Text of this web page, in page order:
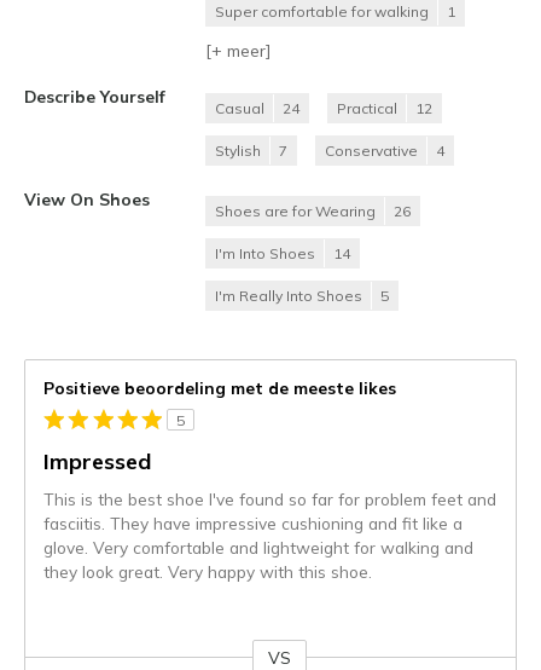
Super comfortable for walking 1
[+ meer]
Describe Yourself
Casual 24 Practical 12
Stylish 7 Conservative 4
View On Shoes
Shoes are for Wearing 26
I'm Into Shoes 14
I'm Really Into Shoes 5
Positieve beoordeling met de meeste likes
5
Impressed
This is the best shoe I've found so far for problem feet and
fasciitis. They have impressive cushioning and fit like a
glove. Very comfortable and lightweight for walking and
they look great. Very happy with this shoe.
VS